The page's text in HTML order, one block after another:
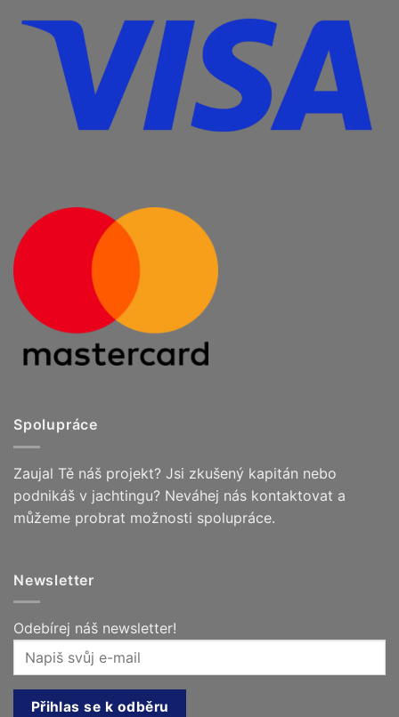
Spolupráce
Zaujal Tě náš projekt? Jsi zkušený kapitán nebo
podnikáš v jachtingu? Neváhej nás kontaktovat a
můžeme probrat možnosti spolupráce.
Newsletter
Odebírej náš newsletter!